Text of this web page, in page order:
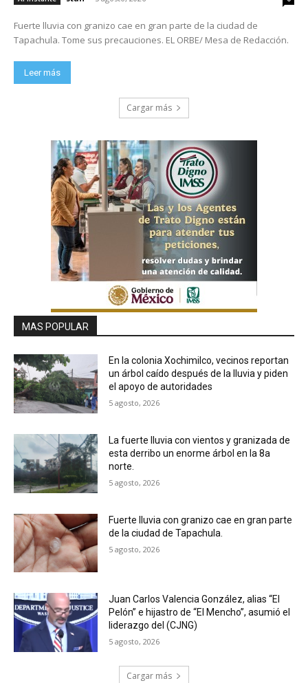
Fuerte lluvia con granizo cae en gran parte de la ciudad de
Tapachula. Tome sus precauciones. EL ORBE/ Mesa de Redacción.
Leer más
Cargar más
MAS POPULAR
En la colonia Xochimilco, vecinos reportan
un árbol caído después de la lluvia y piden
el apoyo de autoridades
5 agosto, 2026
La fuerte lluvia con vientos y granizada de
esta derribo un enorme árbol en la 8a
norte.
5 agosto, 2026
Fuerte lluvia con granizo cae en gran parte
de la ciudad de Tapachula.
5 agosto, 2026
Juan Carlos Valencia González, alias “El
Pelón” e hijastro de “El Mencho”, asumió el
liderazgo del (CJNG)
5 agosto, 2026
Cargar más